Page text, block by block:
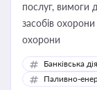
послуг, вимоги
засобів охорони
охорони
Банківська
Паливно-